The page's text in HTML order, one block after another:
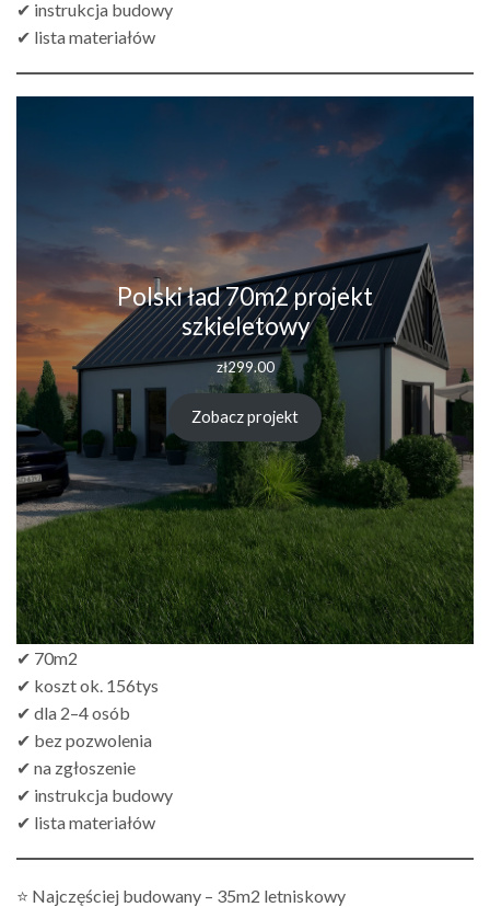
✔ instrukcja budowy
✔ lista materiałów
Polski ład 70m2 projekt
szkieletowy
zł299.00
Zobacz projekt
✔ 70m2
✔ koszt ok. 156tys
✔ dla 2–4 osób
✔ bez pozwolenia
✔ na zgłoszenie
✔ instrukcja budowy
✔ lista materiałów
⭐ Najczęściej budowany – 35m2 letniskowy